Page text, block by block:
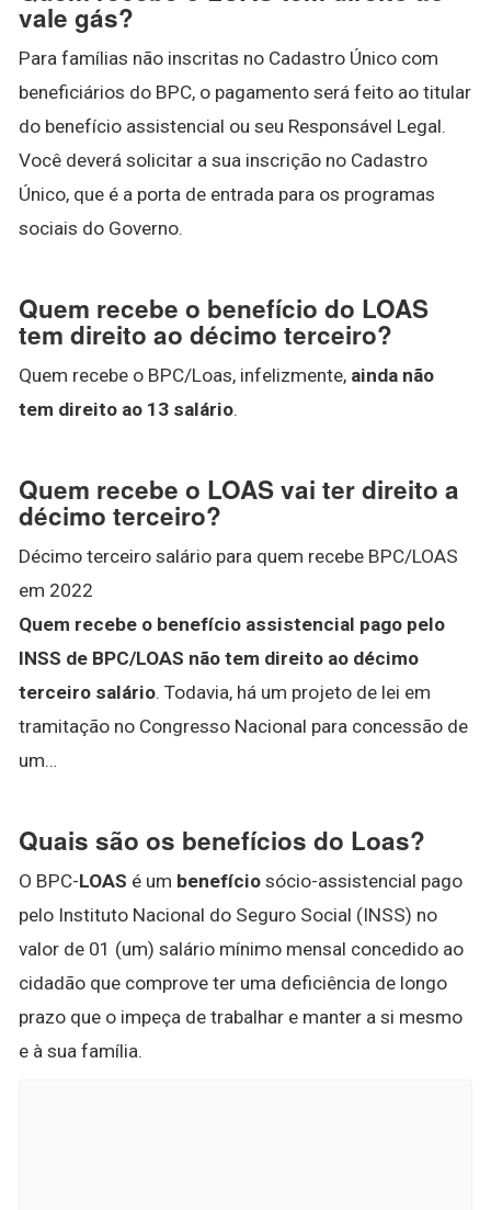
vale gás?
Para famílias não inscritas no Cadastro Único com
beneficiários do BPC, o pagamento será feito ao titular
do benefício assistencial ou seu Responsável Legal.
Você deverá solicitar a sua inscrição no Cadastro
Único, que é a porta de entrada para os programas
sociais do Governo.
Quem recebe o benefício do LOAS
tem direito ao décimo terceiro?
Quem recebe o BPC/Loas, infelizmente, ainda não
tem direito ao 13 salário.
Quem recebe o LOAS vai ter direito a
décimo terceiro?
Décimo terceiro salário para quem recebe BPC/LOAS
em 2022
Quem recebe o benefício assistencial pago pelo
INSS de BPC/LOAS não tem direito ao décimo
terceiro salário. Todavia, há um projeto de lei em
tramitação no Congresso Nacional para concessão de
um…
Quais são os benefícios do Loas?
O BPC-LOAS é um benefício sócio-assistencial pago
pelo Instituto Nacional do Seguro Social (INSS) no
valor de 01 (um) salário mínimo mensal concedido ao
cidadão que comprove ter uma deficiência de longo
prazo que o impeça de trabalhar e manter a si mesmo
e à sua família.